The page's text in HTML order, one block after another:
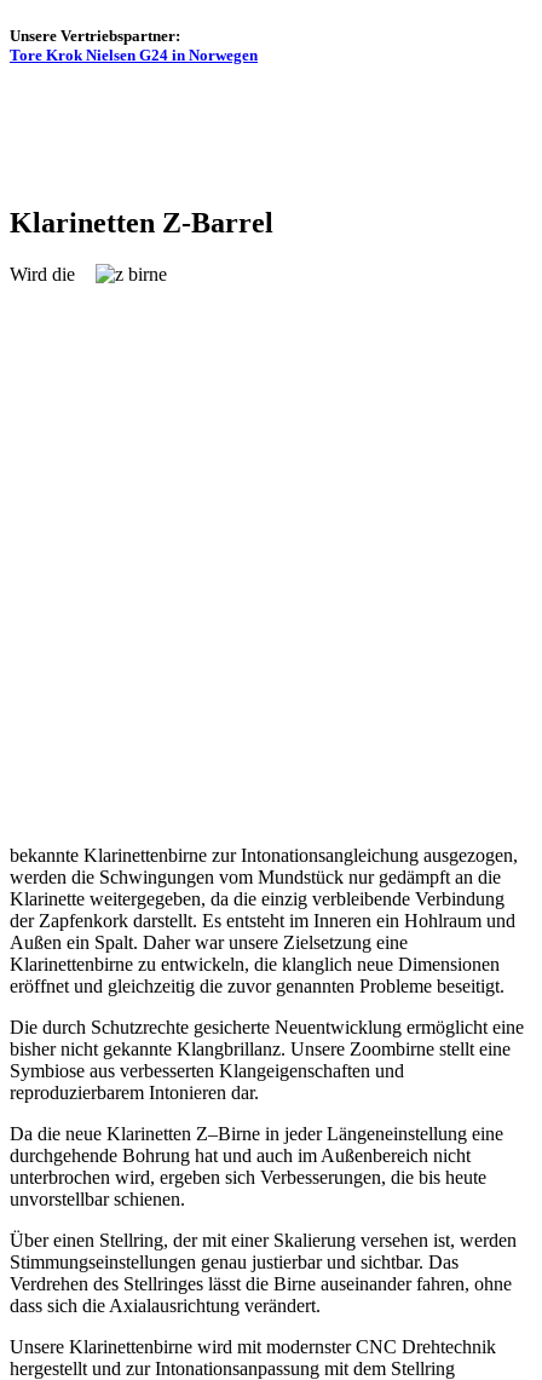
Unsere Vertriebspartner:
Tore Krok Nielsen G24 in Norwegen
Klarinetten Z-Barrel
Wird die
bekannte Klarinettenbirne zur Intonationsangleichung ausgezogen,
werden die Schwingungen vom Mundstück nur gedämpft an die
Klarinette weitergegeben, da die einzig verbleibende Verbindung
der Zapfenkork darstellt. Es entsteht im Inneren ein Hohlraum und
Außen ein Spalt. Daher war unsere Zielsetzung eine
Klarinettenbirne zu entwickeln, die klanglich neue Dimensionen
eröffnet und gleichzeitig die zuvor genannten Probleme beseitigt.
Die durch Schutzrechte gesicherte Neuentwicklung ermöglicht eine
bisher nicht gekannte Klangbrillanz. Unsere Zoombirne stellt eine
Symbiose aus verbesserten Klangeigenschaften und
reproduzierbarem Intonieren dar.
Da die neue Klarinetten Z–Birne in jeder Längeneinstellung eine
durchgehende Bohrung hat und auch im Außenbereich nicht
unterbrochen wird, ergeben sich Verbesserungen, die bis heute
unvorstellbar schienen.
Über einen Stellring, der mit einer Skalierung versehen ist, werden
Stimmungseinstellungen genau justierbar und sichtbar. Das
Verdrehen des Stellringes lässt die Birne auseinander fahren, ohne
dass sich die Axialausrichtung verändert.
Unsere Klarinettenbirne wird mit modernster CNC Drehtechnik
hergestellt und zur Intonationsanpassung mit dem Stellring